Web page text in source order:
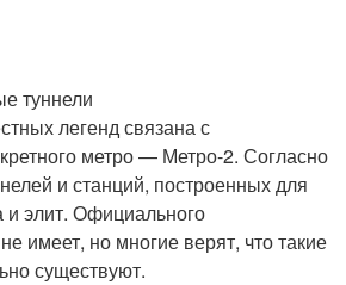
туннели
легенд связана с
метро — Метро-2. Согласно
и станций, построенных для
и элит. Официального
имеет, но многие верят, что такие
существуют.